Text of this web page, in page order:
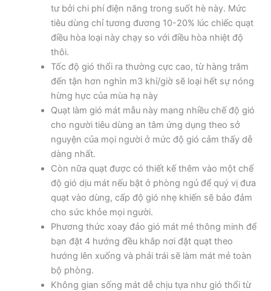
tư bởi chi phí điện năng trong suốt hè này. Mức
tiêu dùng chỉ tương đương 10-20% lúc chiếc quạt
điều hòa loại này chạy so với điều hòa nhiệt độ
thôi.
Tốc độ gió thổi ra thường cực cao, từ hàng trăm
đến tận hơn nghìn m3 khí/giờ sẽ loại hết sự nóng
hừng hực của mùa hạ này
Quạt làm gió mát mẫu này mang nhiều chế độ gió
cho người tiêu dùng an tâm ứng dụng theo sở
nguyện của mọi người ở mức độ gió cảm thấy dễ
dàng nhất.
Còn nữa quạt được có thiết kế thêm vào một chế
độ gió dịu mát nếu bật ở phòng ngủ để quý vị đưa
quạt vào dùng, cấp độ gió nhẹ khiến sẽ bảo đảm
cho sức khỏe mọi người.
Phương thức xoay đảo gió mát mẻ thông minh để
bạn đặt 4 hướng đều khắp nơi đặt quạt theo
hướng lên xuống và phải trái sẽ làm mát mẻ toàn
bộ phòng.
Không gian sống mát dễ chịu tựa như gió thổi từ